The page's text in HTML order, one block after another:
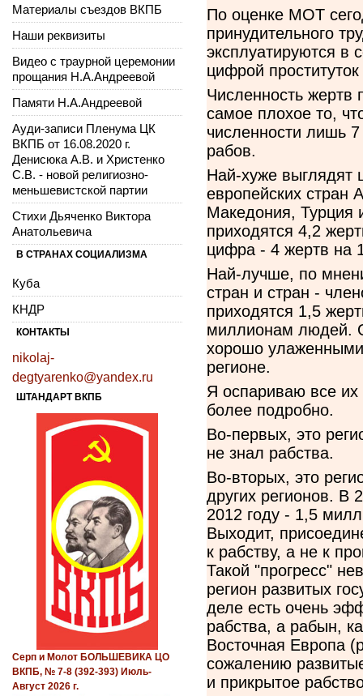
По оценке МОТ
принудительного
эксплуатируются в
цифрой
Численность жертв
самое плохое то,
численности лишь
рабов.
Най-хуже выглядят
европейских стран
Македония, Турция
приходятся 4,2
цифра - 4 жертв на
Най-лучше, по
стран и стран -
приходятся 1,5
миллионам людей.
хорошо
регионе.
Я оспариваю все их
более подробно.
Во-первых, это
не знал рабства.
Во-вторых, это
других регионов. В
2012 году - 1,5
Выходит,
к рабству, а не к
Такой "прогресс"
регион развитых
деле есть очень
рабства, а рабын,
Восточная Европа
сожалению
и прикрытое
Материалы съездов ВКПБ
Наши реквизиты
Видео с траурной церемонии
прощания Н.А.Андреевой
Памяти Н.А.Андреевой
Ауди-записи Пленума ЦК
ВКПБ от 16.08.2020 г.
Денисюка А.В. и Христенко
С.В. - новой религиозно-
меньшевистской партии
Стихи Дьяченко Виктора
Анатольевича
В СТРАНАХ СОЦИАЛИЗМА
Куба
КНДР
КОНТАКТЫ
nikolaj-
degtyarenko@yandex.ru
ШТАНДАРТ ВКПБ
Серп и Молот БОЛЬШЕВИКА ЦО
ВКПБ, № 7-8 (392-393) Июль-
Август 2026 г.